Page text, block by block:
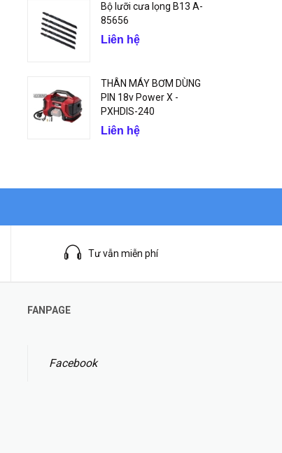
Bộ lưỡi cưa lọng B13 A-
85656
Liên hệ
THÂN MÁY BƠM DÙNG
PIN 18v Power X -
PXHDIS-240
Liên hệ
Tư vẫn miễn phí
FANPAGE
Facebook